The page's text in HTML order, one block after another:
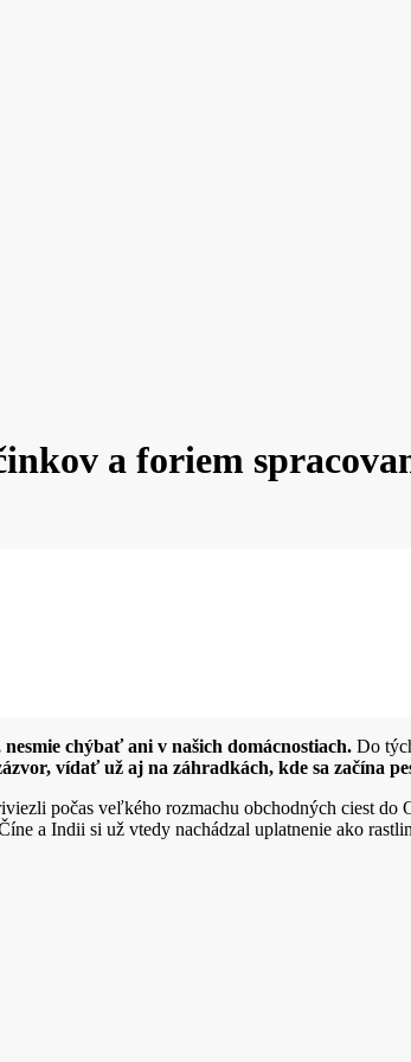
a foriem
chýbať ani v našich domácnostiach. Do
vídať už aj na záhradkách, kde sa začína
počas veľkého rozmachu obchodných ciest do
a Indii si už vtedy nachádzal uplatnenie ako